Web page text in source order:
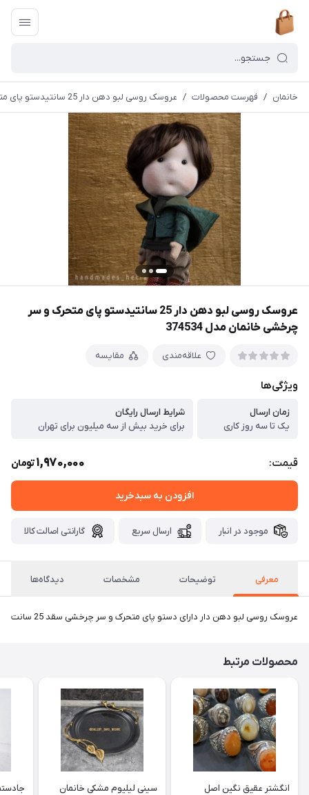
خانمان / فهرست محصولات / عروسک روسی لبو دهن دار 25 سانتیدستو پای متحرک و سر چرخشی خانمان مدل 374534
عروسک روسی لبو دهن دار 25 سانتیدستو پای متحرک و سر
چرخشی خانمان مدل 374534
علاقه‌مندی مقایسه
ویژگی‌ها
زمان ارسال
یک تا سه روز کاری
شرایط ارسال رایگان
برای خرید بیش از سه میلیون برای تهران
قیمت: 1,970,000تومان
افزودن به سبدخرید
موجود در انبار ارسال سریع گارانتی اصالت کالا
معرفی توضیحات مشخصات دیدگاه‌ها
عروسک روسی لبو دهن دار دارای دستو پای متحرک و سر چرخشی سقد 25 سانت
محصولات مرتبط
انگشتر عقیق نگین اصل
سینی لیلیوم مشکی خانمان